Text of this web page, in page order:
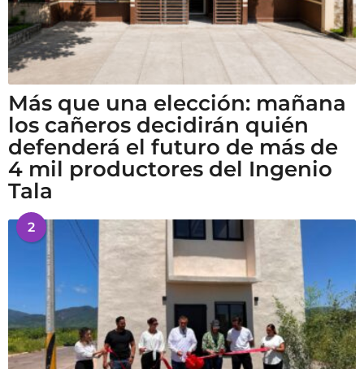
Más que una elección: mañana
los cañeros decidirán quién
defenderá el futuro de más de
4 mil productores del Ingenio
Tala
2